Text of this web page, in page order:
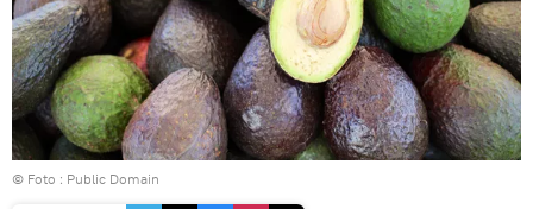
© Foto : Public Domain